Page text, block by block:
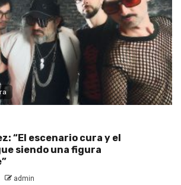
“El escenario cura y el
siendo una figura
admin